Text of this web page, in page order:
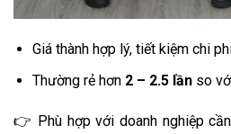
Giá thành hợp lý, tiết kiệm chi
Thường rẻ hơn 2 – 2.5 lầnso
👉 Phù hợp với doanh nghiệp